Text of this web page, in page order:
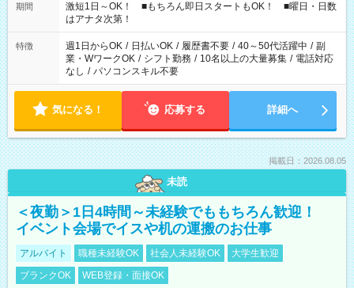
期間
激短1日～OK！ ■もちろん即日スタートもOK！ ■曜日・日数
はアナタ次第！
特徴 週1日からOK / 日払いOK / 履歴書不要 / 40～50代活躍中 / 副
業・WワークOK / シフト勤務 / 10名以上の大量募集 / 電話対応
なし / パソコンスキル不要
気になる！ 応募する 詳細へ
掲載日：2026.08.05
未読
＜夜勤＞1日4時間～未経験でももちろん歓迎！
イベント会場でイスや机の運搬のお仕事
アルバイト 職種未経験OK 社会人未経験OK
大学生歓迎
ブランクOK
WEB登録・面接OK